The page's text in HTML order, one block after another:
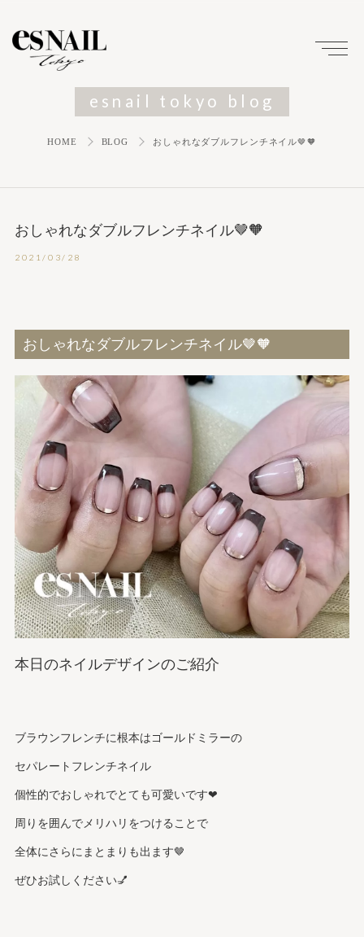
esnail tokyo blog
HOME BLOG おしゃれなダブルフレンチネイル🤎🧡
おしゃれなダブルフレンチネイル🤎🧡
2021/03/28
おしゃれなダブルフレンチネイル🤎🧡
本日のネイルデザインのご紹介
ブラウンフレンチに根本はゴールドミラーの
セパレートフレンチネイル
個性的でおしゃれでとても可愛いです❤︎
周りを囲んでメリハリをつけることで
全体にさらにまとまりも出ます🤎
ぜひお試しください💅